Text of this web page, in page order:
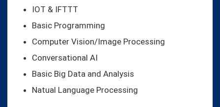
IOT & IFTTT
Basic Programming
Computer Vision/Image Processing
Conversational AI
Basic Big Data and Analysis
Natual Language Processing